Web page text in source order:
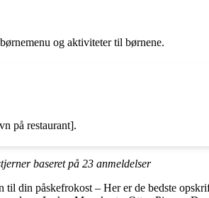
og aktiviteter til børnene.
på restaurant].
baseret på 23 anmeldelser
til din påskefrokost – Her er de bedste